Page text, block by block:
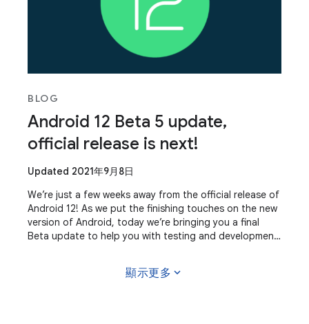
BLOG
Android 12 Beta 5 update,
official release is next!
Updated 2021年9月8日
We’re just a few weeks away from the official release of
Android 12! As we put the finishing touches on the new
version of Android, today we’re bringing you a final
Beta update to help you with testing and development.
顯示更多 expand_more